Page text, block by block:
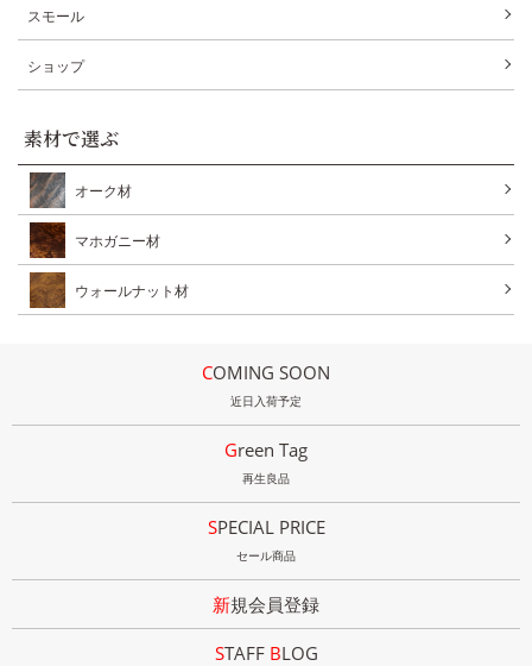
スモール
ショップ
素材で選ぶ
オーク材
マホガニー材
ウォールナット材
COMING SOON
近日入荷予定
Green Tag
再生良品
SPECIAL PRICE
セール商品
新規会員登録
STAFF BLOG